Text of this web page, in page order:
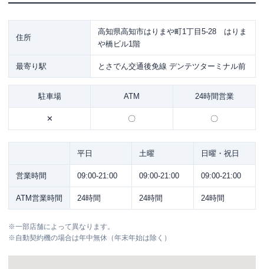
住所
高知県高知市はりまや町1丁目5-28 はりま
や橋ビル1階
最寄り駅 とさでん交通後免線 デンテツターミナル前
駐車場 ATM 24時間営業
✕ 〇 〇
平日 土曜 日曜・祝日
営業時間 09:00-21:00 09:00-21:00 09:00-21:00
ATM営業時間 24時間 24時間 24時間
※一部店舗によって異なります。
※自動契約機の場合は年中無休（年末年始は除く）